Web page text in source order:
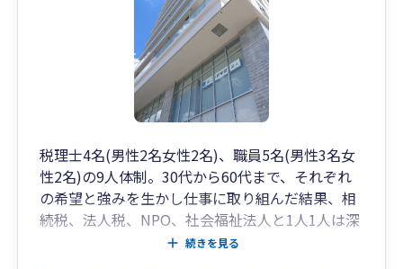
税理士4名(男性2名女性2名)、職員5名(男性3名女
性2名)の9人体制。30代から60代まで、それぞれ
の希望と強みを生かし仕事に取り組んだ結果、相
続税、法人税、NPO、社会福祉法人と1人1人は深
く、事務所は幅広く業務を行うことができていま
続きを見る